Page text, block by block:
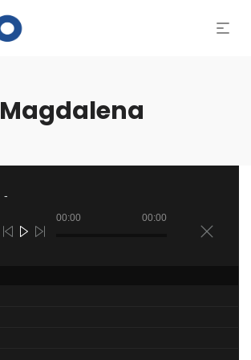
Magdalena
00:00 00:00